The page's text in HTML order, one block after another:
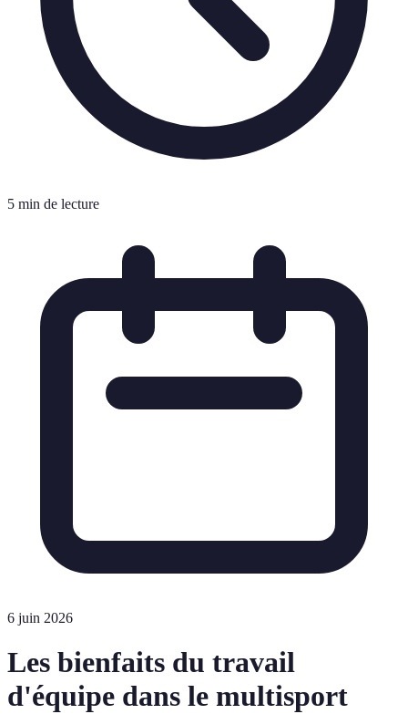
5 min de lecture
6 juin 2026
Les bienfaits du travail
d'équipe dans le multisport